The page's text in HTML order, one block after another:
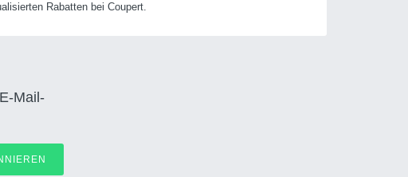
Rabatten bei Coupert.
Mail-